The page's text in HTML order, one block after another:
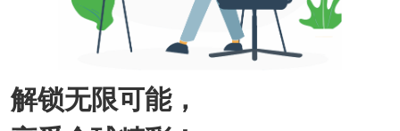
解锁无限可能，